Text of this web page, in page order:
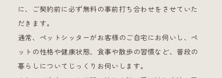
に、ご契約前に必ず無料の事前打ち合わせをさせていた
だきます。
通常、ペットシッターがお客様のご自宅にお伺いし、ペ
ットの性格や健康状態、食事や散歩の習慣など、普段の
暮らしについてじっくりお伺いします。